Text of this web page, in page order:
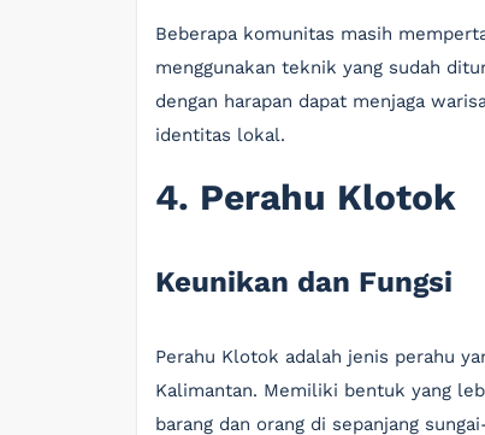
Beberapa komunitas masih
menggunakan teknik yang sudah
dengan harapan dapat menjaga
identitas lokal.
4. Perahu Klotok
Keunikan dan Fungsi
Perahu Klotok adalah jenis perahu
Kalimantan. Memiliki bentuk yang
barang dan orang di sepanjang